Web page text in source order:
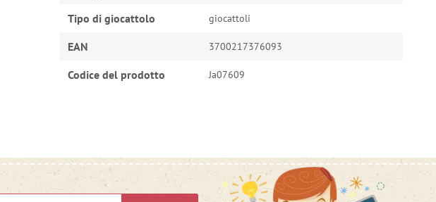
Tipo di giocattolo giocattoli
EAN 3700217376093
Codice del prodotto Ja07609